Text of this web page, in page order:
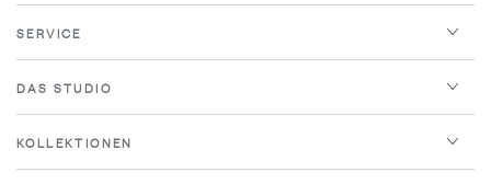
SERVICE
DAS STUDIO
KOLLEKTIONEN